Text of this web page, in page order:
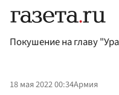
Покушение на главу
18 мая 2022 00:34Армия